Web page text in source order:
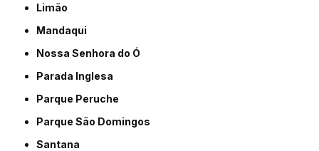
Limão
Mandaqui
Nossa Senhora do Ó
Parada Inglesa
Parque Peruche
Parque São Domingos
Santana